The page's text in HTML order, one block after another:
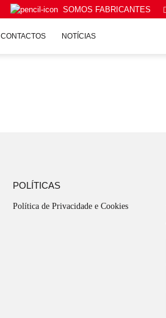
SOMOS FABRICANTES
CONTACTOS NOTÍCIAS
POLÍTICAS
Política de Privacidade e Cookies